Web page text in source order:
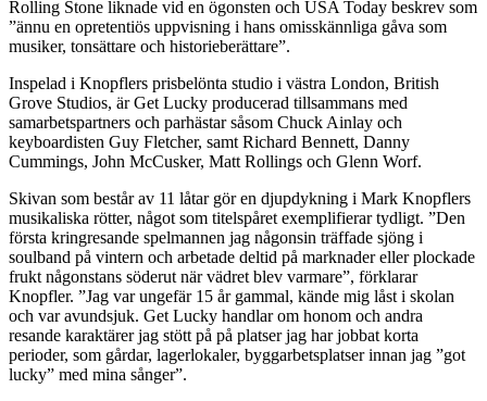
Rolling Stone liknade vid en ögonsten och USA Today beskrev som
”ännu en opretentiös uppvisning i hans omisskännliga gåva som
musiker, tonsättare och historieberättare”.
Inspelad i Knopflers prisbelönta studio i västra London, British
Grove Studios, är Get Lucky producerad tillsammans med
samarbetspartners och parhästar såsom Chuck Ainlay och
keyboardisten Guy Fletcher, samt Richard Bennett, Danny
Cummings, John McCusker, Matt Rollings och Glenn Worf.
Skivan som består av 11 låtar gör en djupdykning i Mark Knopflers
musikaliska rötter, något som titelspåret exemplifierar tydligt. ”Den
första kringresande spelmannen jag någonsin träffade sjöng i
soulband på vintern och arbetade deltid på marknader eller plockade
frukt någonstans söderut när vädret blev varmare”, förklarar
Knopfler. ”Jag var ungefär 15 år gammal, kände mig låst i skolan
och var avundsjuk. Get Lucky handlar om honom och andra
resande karaktärer jag stött på på platser jag har jobbat korta
perioder, som gårdar, lagerlokaler, byggarbetsplatser innan jag ”got
lucky” med mina sånger”.